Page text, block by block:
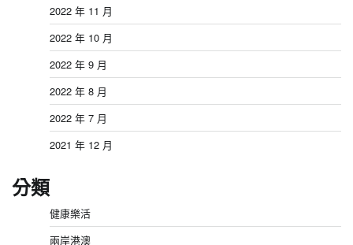
2022 年 11 月
2022 年 10 月
2022 年 9 月
2022 年 8 月
2022 年 7 月
2021 年 12 月
分類
健康樂活
兩岸港澳